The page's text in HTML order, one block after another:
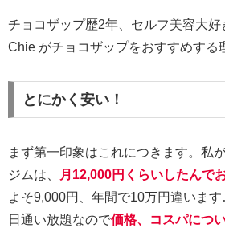
チョコザップ歴2年、セルフ美容大
Chie がチョコザップをおすすめする
とにかく安い！
まず第一印象はこれにつきます。私
ジムは、
月12,000円くらいしたんで
よそ9,000円、年間で10万円違いま
日通い放題なので価格、コスパにつ